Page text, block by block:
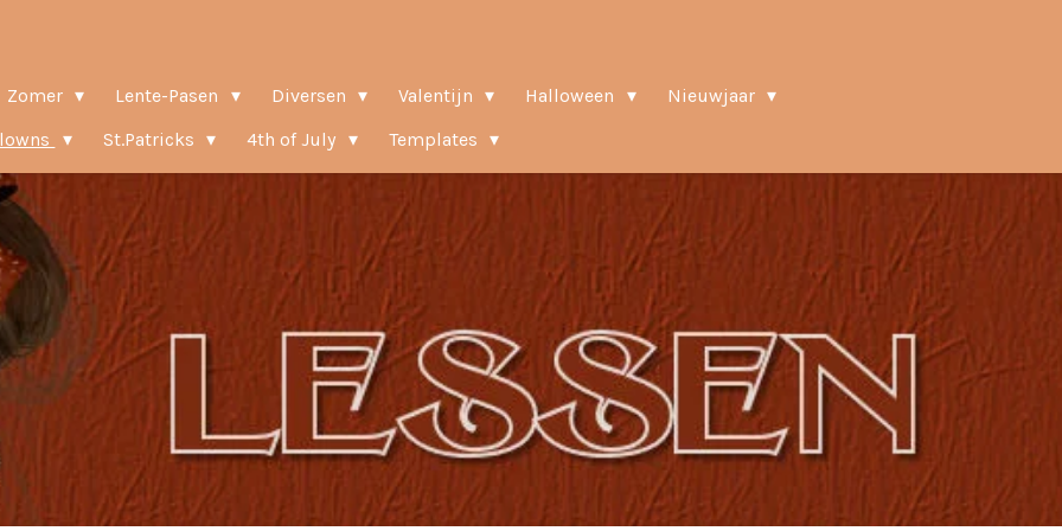
Zomer Lente-Pasen Diversen Valentijn Halloween
Nieuwjaar
St.Patricks 4th of July Templates